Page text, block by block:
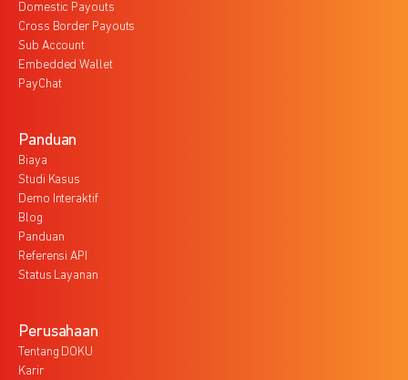
Domestic Payouts
Cross Border Payouts
Sub Account
Embedded Wallet
PayChat
Panduan
Biaya
Studi Kasus
Demo Interaktif
Blog
Panduan
Referensi API
Status Layanan
Perusahaan
Tentang DOKU
Karir